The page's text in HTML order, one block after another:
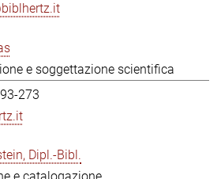
e soggettazione scientifica
273
Dipl.-Bibl.